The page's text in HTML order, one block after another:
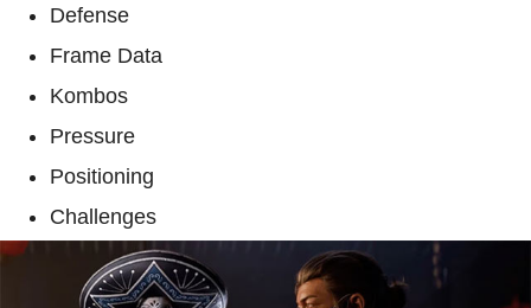
Defense
Frame Data
Kombos
Pressure
Positioning
Challenges